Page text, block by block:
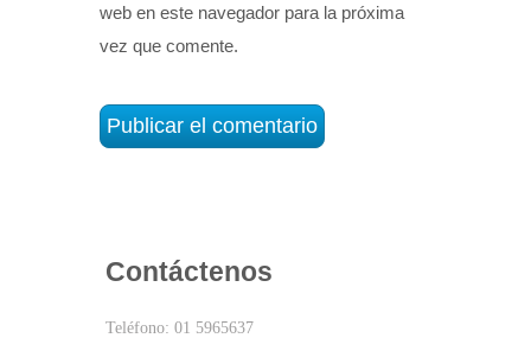
web en este navegador para la próxima
vez que comente.
Contáctenos
Teléfono: 01 5965637